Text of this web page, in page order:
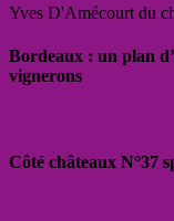
Yves D'Amécourt du
Bordeaux : un plan
vignerons
Côté châteaux N°37